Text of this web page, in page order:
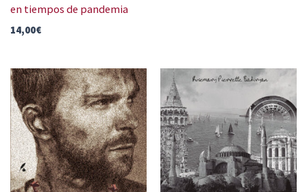
en tiempos de pandemia
14,00€